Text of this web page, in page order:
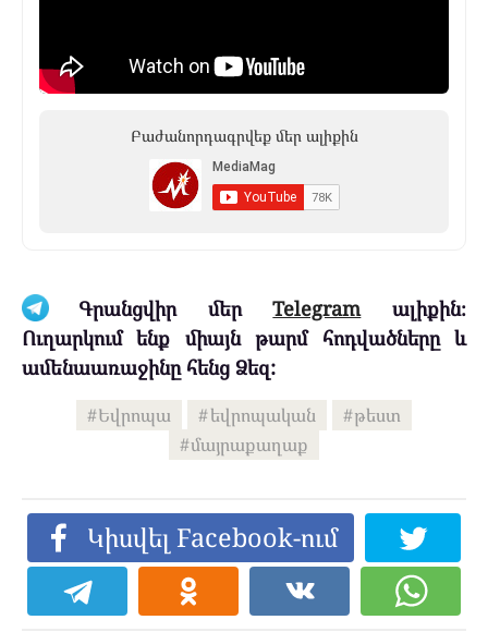
Բաժանորդագրվեք մեր ալիքին
Գրանցվիր մերTelegramալիքին։
Ուղարկում ենք միայն թարմ հոդվածները և
ամենաառաջինը հենց Ձեզ:
Եվրոպա եվրոպական
թեստ
մայրաքաղաք
Կիսվել Facebook-ում